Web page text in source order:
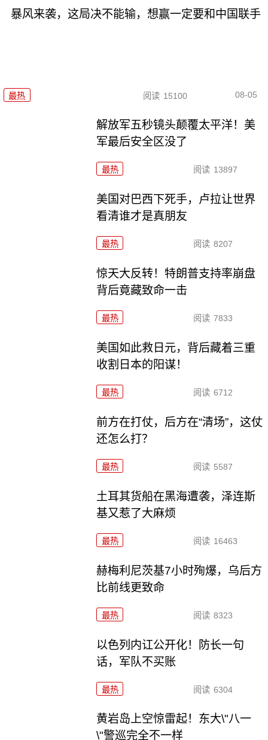
暴风来袭，这局决不能输，想赢一定要和中国联手
最热 阅读 15100 08-05
解放军五秒镜头颠覆太平洋！美
军最后安全区没了
最热 阅读 13897
美国对巴西下死手，卢拉让世界
看清谁才是真朋友
最热 阅读 8207
惊天大反转！特朗普支持率崩盘
背后竟藏致命一击
最热 阅读 7833
美国如此救日元，背后藏着三重
收割日本的阳谋！
最热 阅读 6712
前方在打仗，后方在“清场”，这仗
还怎么打？
最热 阅读 5587
土耳其货船在黑海遭袭，泽连斯
基又惹了大麻烦
最热 阅读 16463
赫梅利尼茨基7小时殉爆，乌后方
比前线更致命
最热 阅读 8323
以色列内讧公开化！防长一句
话，军队不买账
最热 阅读 6304
黄岩岛上空惊雷起！东大\"八一
\"警巡完全不一样